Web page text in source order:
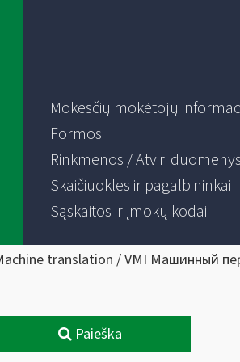
Mokesčių mokėtojų
Formos
Rinkmenos / Atviri duomenys
Skaičiuoklės ir pagalbininkai
Sąskaitos ir įmokų kodai
translation / VMI Машинный
Paieška